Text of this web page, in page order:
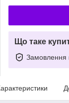
Що таке
Замовлення